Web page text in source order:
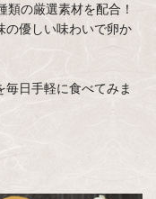
の厳選素材を配合！
の優しい味わいで卵か
日手軽に食べてみま